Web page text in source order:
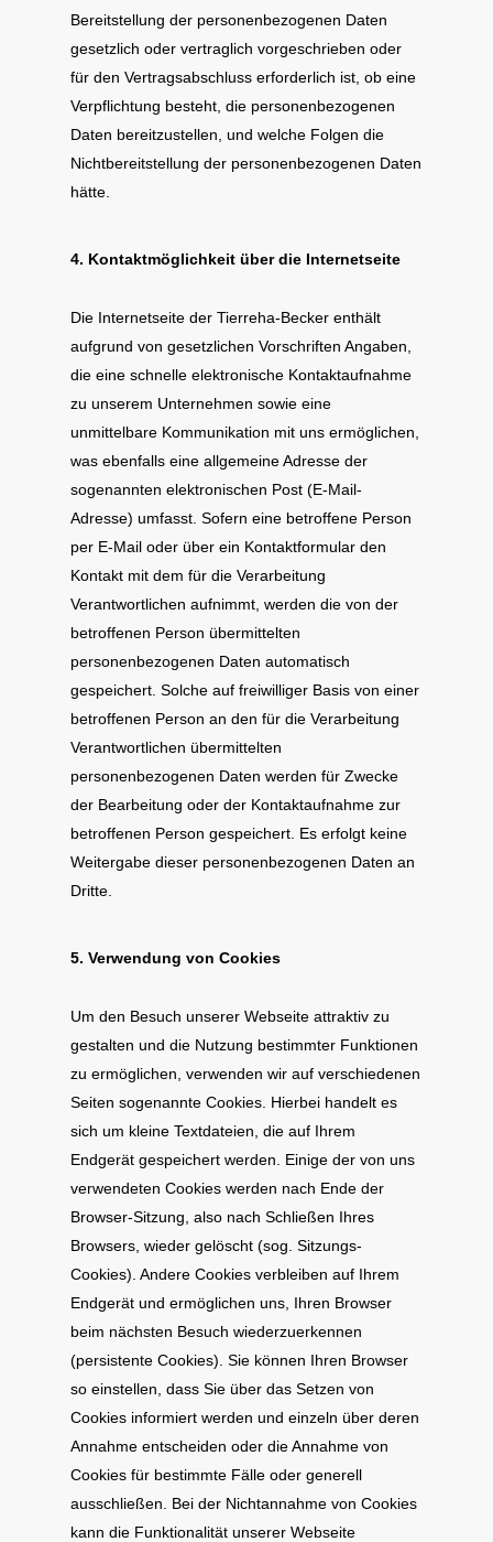
Bereitstellung der personenbezogenen Daten
gesetzlich oder vertraglich vorgeschrieben oder
für den Vertragsabschluss erforderlich ist, ob eine
Verpflichtung besteht, die personenbezogenen
Daten bereitzustellen, und welche Folgen die
Nichtbereitstellung der personenbezogenen Daten
hätte.
4. Kontaktmöglichkeit über die Internetseite
Die Internetseite der Tierreha-Becker enthält
aufgrund von gesetzlichen Vorschriften Angaben,
die eine schnelle elektronische Kontaktaufnahme
zu unserem Unternehmen sowie eine
unmittelbare Kommunikation mit uns ermöglichen,
was ebenfalls eine allgemeine Adresse der
sogenannten elektronischen Post (E-Mail-
Adresse) umfasst. Sofern eine betroffene Person
per E-Mail oder über ein Kontaktformular den
Kontakt mit dem für die Verarbeitung
Verantwortlichen aufnimmt, werden die von der
betroffenen Person übermittelten
personenbezogenen Daten automatisch
gespeichert. Solche auf freiwilliger Basis von einer
betroffenen Person an den für die Verarbeitung
Verantwortlichen übermittelten
personenbezogenen Daten werden für Zwecke
der Bearbeitung oder der Kontaktaufnahme zur
betroffenen Person gespeichert. Es erfolgt keine
Weitergabe dieser personenbezogenen Daten an
Dritte.
5. Verwendung von Cookies
Um den Besuch unserer Webseite attraktiv zu
gestalten und die Nutzung bestimmter Funktionen
zu ermöglichen, verwenden wir auf verschiedenen
Seiten sogenannte Cookies. Hierbei handelt es
sich um kleine Textdateien, die auf Ihrem
Endgerät gespeichert werden. Einige der von uns
verwendeten Cookies werden nach Ende der
Browser-Sitzung, also nach Schließen Ihres
Browsers, wieder gelöscht (sog. Sitzungs-
Cookies). Andere Cookies verbleiben auf Ihrem
Endgerät und ermöglichen uns, Ihren Browser
beim nächsten Besuch wiederzuerkennen
(persistente Cookies). Sie können Ihren Browser
so einstellen, dass Sie über das Setzen von
Cookies informiert werden und einzeln über deren
Annahme entscheiden oder die Annahme von
Cookies für bestimmte Fälle oder generell
ausschließen. Bei der Nichtannahme von Cookies
kann die Funktionalität unserer Webseite